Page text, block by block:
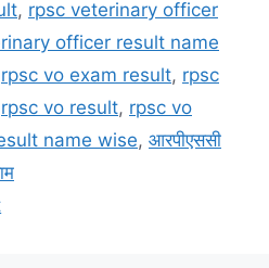
, rpsc veterinary officer
officer result name
rpsc vo exam result, rpsc
rpsc vo result, rpsc vo
name wise, आरपीएससी